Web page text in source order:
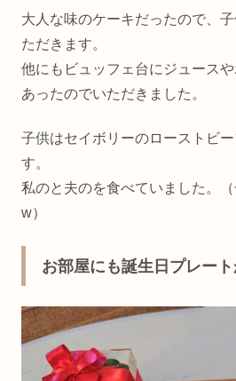
大人な味のケーキだったので、
ただきます。
他にもビュッフェ台にジュース
あったのでいただきました。
子供はセイボリーのローストビ
す。
私のと夫のを食べていました。
w）
お部屋にも誕生日プレー